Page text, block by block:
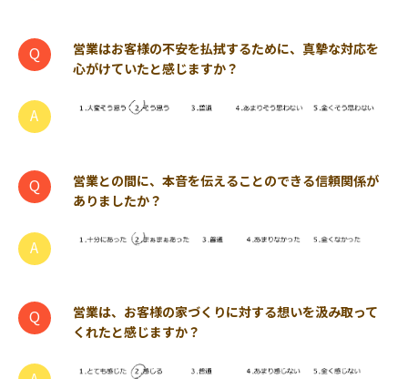
営業はお客様の不安を払拭するために、真摯な対応を
心がけていたと感じますか？
営業との間に、本音を伝えることのできる信頼関係が
ありましたか？
営業は、お客様の家づくりに対する想いを汲み取って
くれたと感じますか？